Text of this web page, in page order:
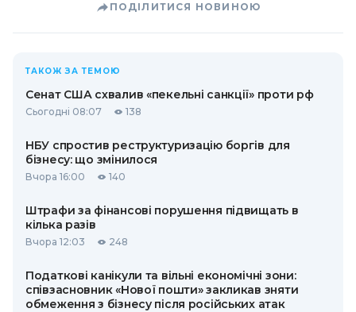
ПОДІЛИТИСЯ НОВИНОЮ
ТАКОЖ ЗА ТЕМОЮ
Сенат США схвалив «пекельні санкції» проти рф
Сьогодні 08:07 138
НБУ спростив реструктуризацію боргів для
бізнесу: що змінилося
Вчора 16:00 140
Штрафи за фінансові порушення підвищать в
кілька разів
Вчора 12:03 248
Податкові канікули та вільні економічні зони:
співзасновник «Нової пошти» закликав зняти
обмеження з бізнесу після російських атак